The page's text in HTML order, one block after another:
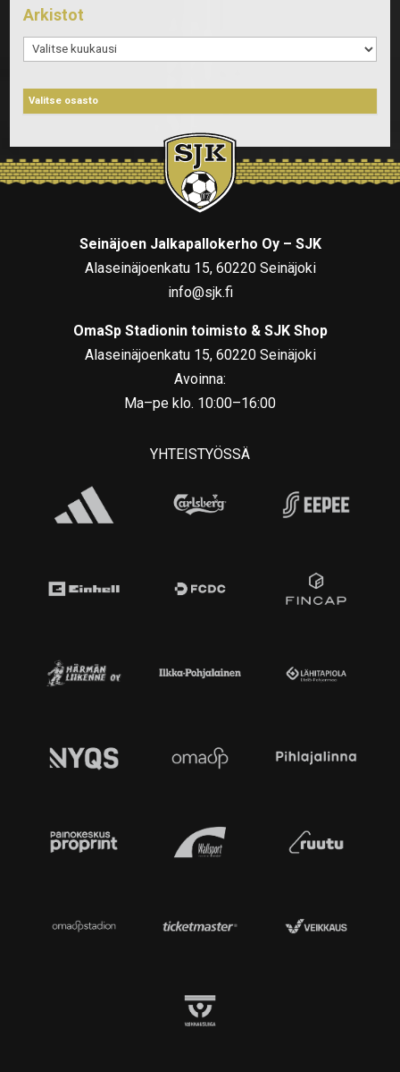
Arkistot
Arkistot
Seinäjoen Jalkapallokerho Oy – SJK
Alaseinäjoenkatu 15, 60220 Seinäjoki
info@sjk.fi
OmaSp Stadionin toimisto & SJK Shop
Alaseinäjoenkatu 15, 60220 Seinäjoki
Avoinna:
Ma–pe klo. 10:00–16:00
YHTEISTYÖSSÄ